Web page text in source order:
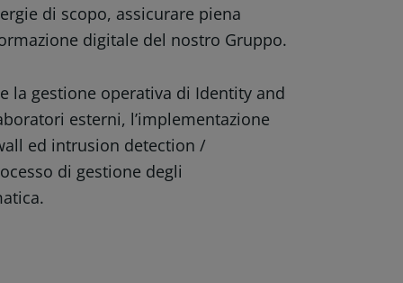
di scopo, assicurare piena
digitale del nostro Gruppo.
la gestione operativa di Identity and
esterni, l’implementazione
ed intrusion detection /
di gestione degli